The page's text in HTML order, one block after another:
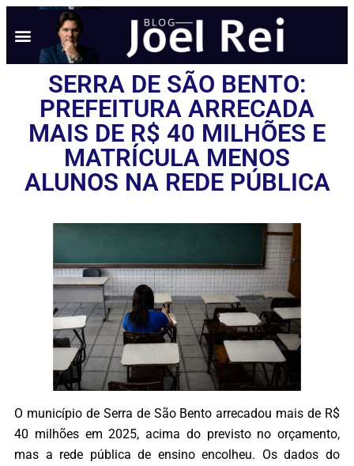
SERRA DE SÃO BENTO:
PREFEITURA ARRECADA
MAIS DE R$ 40 MILHÕES E
MATRÍCULA MENOS
ALUNOS NA REDE PÚBLICA
O município de Serra de São Bento arrecadou mais de R$
40 milhões em 2025, acima do previsto no orçamento,
mas a rede pública de ensino encolheu. Os dados do